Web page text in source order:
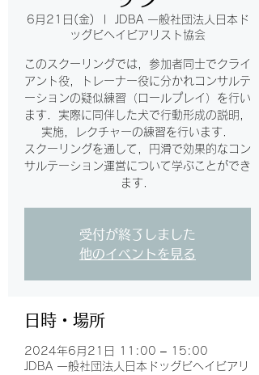
6月21日(金)
JDBA 一般社団法人日本ド
ッグビヘイビアリスト協会
このスクーリングでは，参加者同士でクライ
アント役，トレーナー役に分かれコンサルテ
ーションの疑似練習（ロールプレイ）を行い
ます．実際に同伴した犬で行動形成の説明，
実施，レクチャーの練習を行います．
スクーリングを通して，円滑で効果的なコン
サルテーション運営について学ぶことができ
ます．
受付が終了しました
他のイベントを見る
日時・場所
2024年6月21日 11:00 – 15:00
JDBA 一般社団法人日本ドッグビヘイビアリ